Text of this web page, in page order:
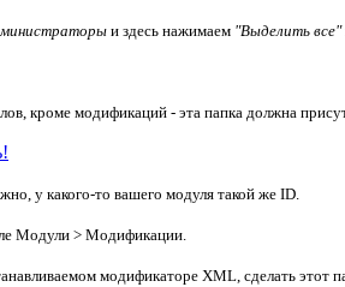
и здесь нажимаем "Выделить все"
кроме модификаций - эта папка должна
у какого-то вашего модуля такой же ID.
Модули > Модификации.
модификаторе XML, сделать этот